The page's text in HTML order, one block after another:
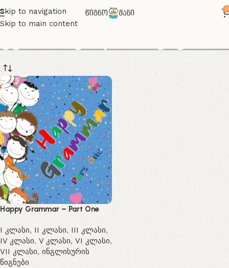
Skip to navigation
Skip to main content
0
Happy Grammar – Part One
I კლასი, II კლასი, III კლასი,
IV კლასი,V კლასი,VI კლასი,
VII კლასი, ინგლისურის
წიგნები